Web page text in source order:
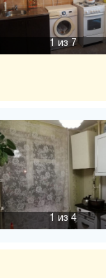
1 из 7
1 из 4